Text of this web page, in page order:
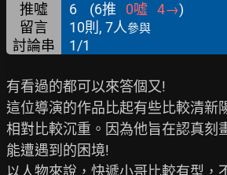
推噓 6 (6推 0噓 4→)
留言
10則, 7人參與
討論串 1/1
有看過的都可以來答個又!
這位導演的作品比起有些比較清新
相對比較沉重。因為他旨在認真刻
能遭遇到的困境!
以人物來說，快遞小哥比較有型，